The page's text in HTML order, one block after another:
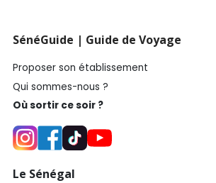
SénéGuide | Guide de Voyage
Proposer son établissement
Qui sommes-nous ?
Où sortir ce soir ?
Le Sénégal